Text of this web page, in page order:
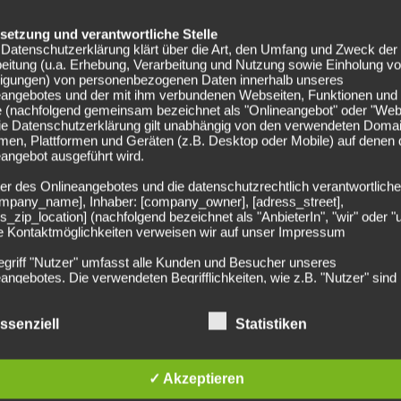
Netz des Bayern-Tores.
Jubel am
5:1 Müller (88.)
weitere Chancen seitens der Bayern liegen gelassen
die Bundesliga-Teams in den letzten Spielen keine
der in der 86. Minute für Lewandowski
und Rafinha (Robben) auf den heimischen Rasen.
gegen Ingolstadt, alles andere als arrogant ins
steht weit offen für den deutschen
und verantwortliche Stelle
klärt über die Art, den Umfang und Zweck der
(u.a. Erhebung, Verarbeitung und Nutzung sowie Einholung
von personenbezogenen Daten innerhalb unseres
und der mit ihm verbundenen Webseiten, Funktionen und
(nachfolgend gemeinsam bezeichnet als "Onlineangebot" oder
Datenschutzerklärung gilt unabhängig von den verwendeten
Plattformen und Geräten (z.B. Desktop oder Mobile) auf denen
ausgeführt wird.
des Onlineangebotes und die datenschutzrechtlich
Inhaber: [company_owner], [adress_street],
(nachfolgend bezeichnet als "AnbieterIn", "wir" oder
Kontaktmöglichkeiten verweisen wir auf unser Impressum
"Nutzer" umfasst alle Kunden und Besucher unseres
Die verwendeten Begrifflichkeiten, wie z.B. "Nutzer" sind
Angaben zur Datenverarbeitung
und Datenvermeidung. Das bedeutet die Daten der
nur beim Vorliegen einer gesetzlichen Erlaubnis, insbesondere
Statistiken
✓ Akzeptieren